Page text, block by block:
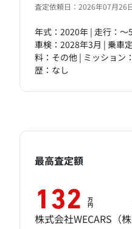
査定依頼日：2026年07月26
年式：2020年 | 走行：
車検：2028年3月 | 乗車
料：その他 | ミッション
歴：なし
最高査定額
132 万
円
株式会社WECARS（